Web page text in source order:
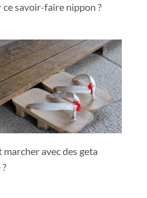
ce savoir-faire nippon ?
marcher avec des geta